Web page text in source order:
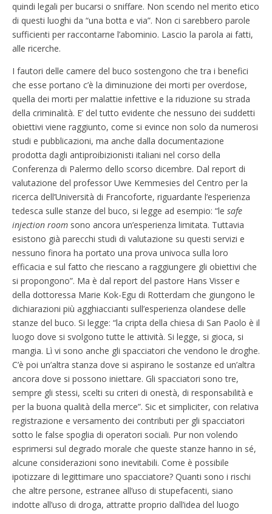
quindi legali per bucarsi o sniffare. Non scendo nel merito etico
di questi luoghi da “una botta e via”. Non ci sarebbero parole
sufficienti per raccontarne l’abominio. Lascio la parola ai fatti,
alle ricerche.
I fautori delle camere del buco sostengono che tra i benefici
che esse portano c’è la diminuzione dei morti per overdose,
quella dei morti per malattie infettive e la riduzione su strada
della criminalità. E’ del tutto evidente che nessuno dei suddetti
obiettivi viene raggiunto, come si evince non solo da numerosi
studi e pubblicazioni, ma anche dalla documentazione
prodotta dagli antiproibizionisti italiani nel corso della
Conferenza di Palermo dello scorso dicembre. Dal report di
valutazione del professor Uwe Kemmesies del Centro per la
ricerca dell’Università di Francoforte, riguardante l’esperienza
tedesca sulle stanze del buco, si legge ad esempio: “le safe
injection room sono ancora un’esperienza limitata. Tuttavia
esistono già parecchi studi di valutazione su questi servizi e
nessuno finora ha portato una prova univoca sulla loro
efficacia e sul fatto che riescano a raggiungere gli obiettivi che
si propongono”. Ma è dal report del pastore Hans Visser e
della dottoressa Marie Kok-Egu di Rotterdam che giungono le
dichiarazioni più agghiaccianti sull’esperienza olandese delle
stanze del buco. Si legge: “la cripta della chiesa di San Paolo è il
luogo dove si svolgono tutte le attività. Si legge, si gioca, si
mangia. Lì vi sono anche gli spacciatori che vendono le droghe.
C’è poi un’altra stanza dove si aspirano le sostanze ed un’altra
ancora dove si possono iniettare. Gli spacciatori sono tre,
sempre gli stessi, scelti su criteri di onestà, di responsabilità e
per la buona qualità della merce”. Sic et simpliciter, con relativa
registrazione e versamento dei contributi per gli spacciatori
sotto le false spoglia di operatori sociali. Pur non volendo
esprimersi sul degrado morale che queste stanze hanno in sé,
alcune considerazioni sono inevitabili. Come è possibile
ipotizzare di legittimare uno spacciatore? Quanti sono i rischi
che altre persone, estranee all’uso di stupefacenti, siano
indotte all’uso di droga, attratte proprio dall’idea del luogo